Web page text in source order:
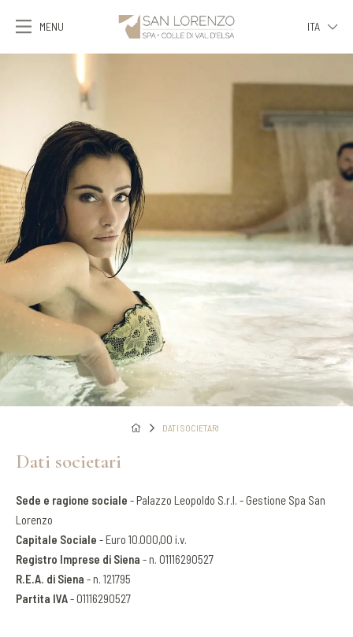
MENU
ITA
DATI SOCIETARI
Dati societari
Sede e ragione sociale - Palazzo Leopoldo S.r.l. - Gestione Spa San
Lorenzo
Capitale Sociale - Euro 10.000,00 i.v.
Registro Imprese di Siena - n. 01116290527
R.E.A. di Siena - n. 121795
Partita IVA- 01116290527